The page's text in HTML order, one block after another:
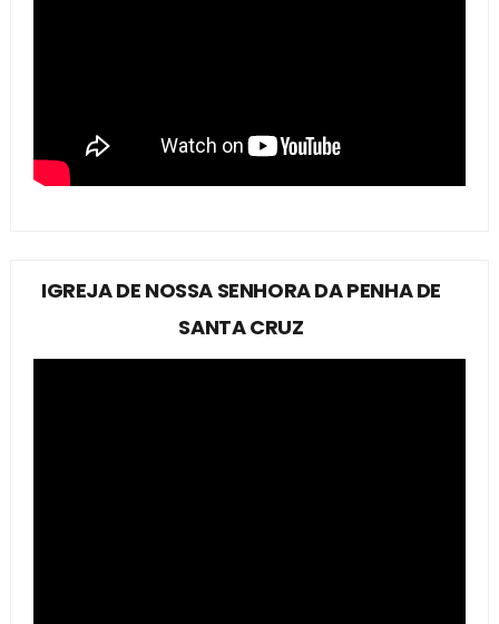
IGREJA DE NOSSA SENHORA DA PENHA DE
SANTA CRUZ